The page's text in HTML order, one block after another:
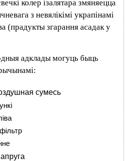
колер ізалятара змяняецца
з невялікімі украпінамі
(прадукты згарання асадак у
адклады могуць быць
сумесь